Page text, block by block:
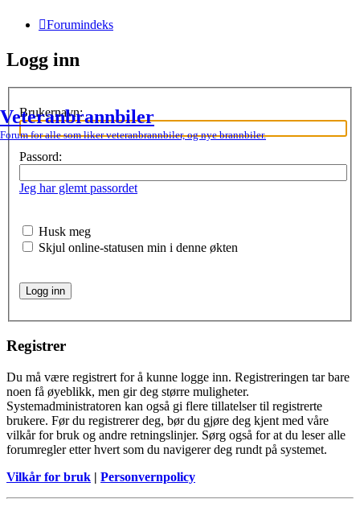
Veteranbrannbiler
Forum for alle som liker veteranbrannbiler, og nye brannbiler.
Forumindeks
Logg inn
Brukernavn:
Passord:
Jeg har glemt passordet
Husk meg
Skjul online-statusen min i denne økten
Registrer
Du må være registrert for å kunne logge inn. Registreringen tar bare
noen få øyeblikk, men gir deg større muligheter.
Systemadministratoren kan også gi flere tillatelser til registrerte
brukere. Før du registrerer deg, bør du gjøre deg kjent med våre
vilkår for bruk og andre retningslinjer. Sørg også for at du leser alle
forumregler etter hvert som du navigerer deg rundt på systemet.
Vilkår for bruk | Personvernpolicy